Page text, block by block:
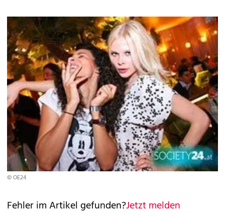
© OE24
Fehler im Artikel gefunden?Jetzt melden